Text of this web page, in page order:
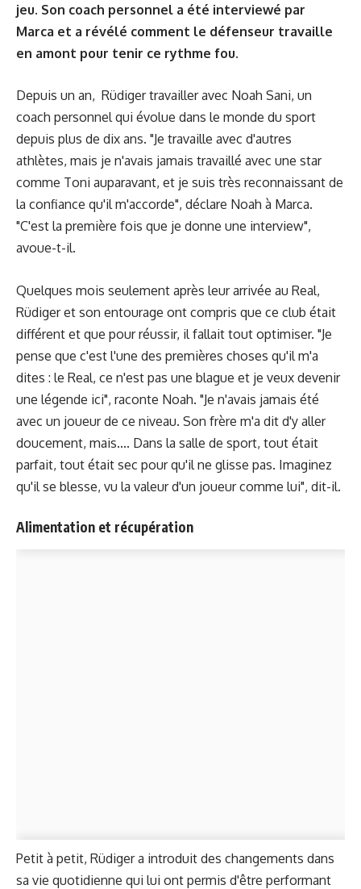
jeu. Son coach personnel a été interviewé par
Marca et a révélé comment le défenseur travaille
en amont pour tenir ce rythme fou.
Depuis un an, Rüdiger travailler avec Noah Sani, un
coach personnel qui évolue dans le monde du sport
depuis plus de dix ans. "Je travaille avec d'autres
athlètes, mais je n'avais jamais travaillé avec une star
comme Toni auparavant, et je suis très reconnaissant de
la confiance qu'il m'accorde", déclare Noah à Marca.
"C'est la première fois que je donne une interview",
avoue-t-il.
Quelques mois seulement après leur arrivée au Real,
Rüdiger et son entourage ont compris que ce club était
différent et que pour réussir, il fallait tout optimiser. "Je
pense que c'est l'une des premières choses qu'il m'a
dites : le Real, ce n'est pas une blague et je veux devenir
une légende ici", raconte Noah. "Je n'avais jamais été
avec un joueur de ce niveau. Son frère m'a dit d'y aller
doucement, mais.... Dans la salle de sport, tout était
parfait, tout était sec pour qu'il ne glisse pas. Imaginez
qu'il se blesse, vu la valeur d'un joueur comme lui", dit-il.
Alimentation et récupération
Petit à petit, Rüdiger a introduit des changements dans
sa vie quotidienne qui lui ont permis d'être performant